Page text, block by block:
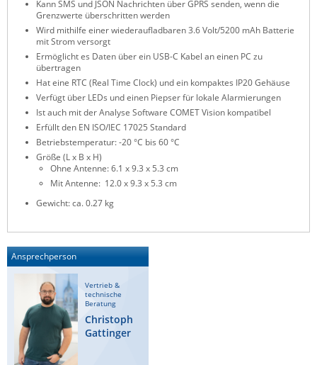
Kann SMS und JSON Nachrichten über GPRS senden, wenn die
Grenzwerte überschritten werden
Wird mithilfe einer wiederaufladbaren 3.6 Volt/5200 mAh Batterie
mit Strom versorgt
Ermöglicht es Daten über ein USB-C Kabel an einen PC zu
übertragen
Hat eine RTC (Real Time Clock) und ein kompaktes IP20 Gehäuse
Verfügt über LEDs und einen Piepser für lokale Alarmierungen
Ist auch mit der Analyse Software COMET Vision kompatibel
Erfüllt den EN ISO/IEC 17025 Standard
Betriebstemperatur: -20 °C bis 60 °C
Größe (L x B x H)
Ohne Antenne: 6.1 x 9.3 x 5.3 cm
Mit Antenne: 12.0 x 9.3 x 5.3 cm
Gewicht: ca. 0.27 kg
Ansprechperson
Vertrieb &
technische
Beratung
Christoph
Gattinger